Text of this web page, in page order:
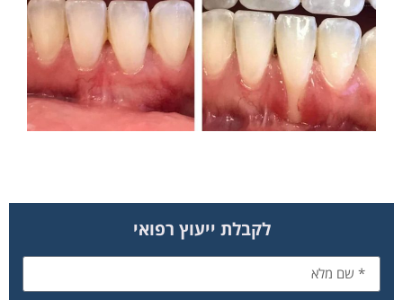
לקבלת ייעוץ רפואי